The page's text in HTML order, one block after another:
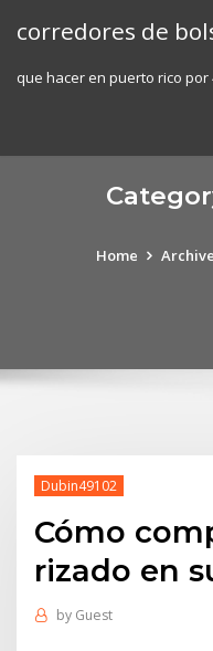
corredores de
que hacer en puerto rico por
Home
Dubin49102
Cómo
rizado en
by Guest